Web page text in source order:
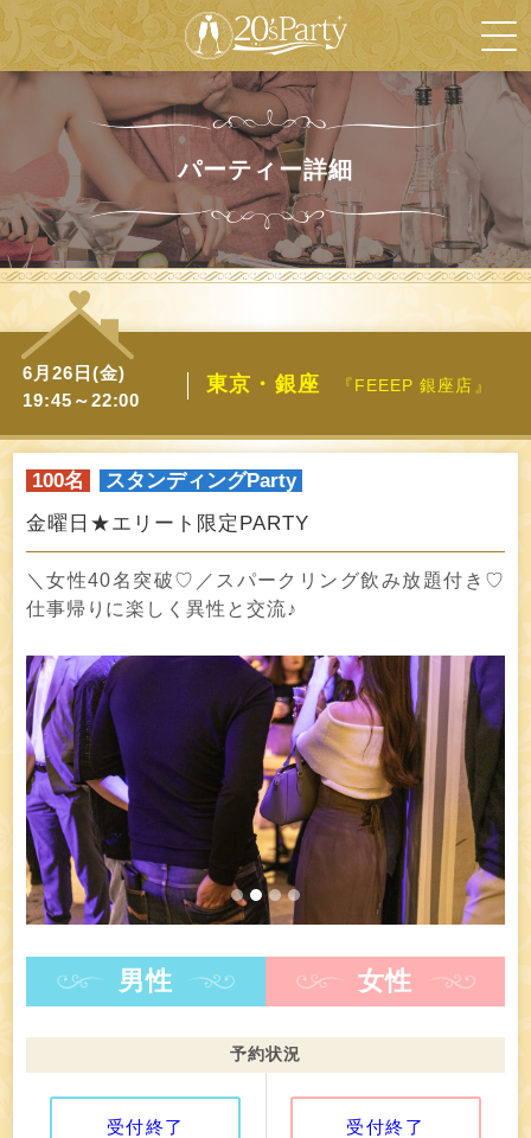
パーティー詳細
6月26日(金)
19:45～22:00
東京・銀座 『FEEEP 銀座店』
100名
スタンディングParty
金曜日★エリート限定PARTY
＼女性40名突破♡／スパークリング飲み放題付き♡
仕事帰りに楽しく異性と交流♪
男性 女性
予約状況
受付終了 受付終了